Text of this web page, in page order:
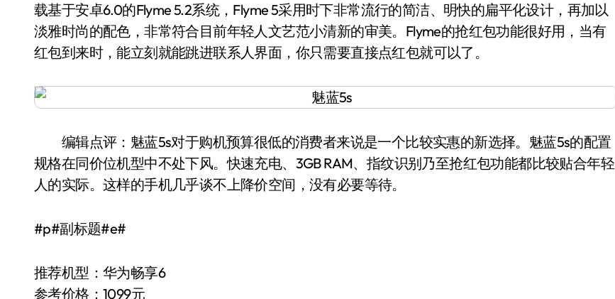
载基于安卓6.0的Flyme 5.2系统，Flyme 5采用时下非常流行的简洁、明快的扁平化设计，再加以
淡雅时尚的配色，非常符合目前年轻人文艺范小清新的审美。Flyme的抢红包功能很好用，当有
红包到来时，能立刻就能跳进联系人界面，你只需要直接点红包就可以了。
编辑点评：魅蓝5s对于购机预算很低的消费者来说是一个比较实惠的新选择。魅蓝5s的配置
规格在同价位机型中不处下风。快速充电、3GB RAM、指纹识别乃至抢红包功能都比较贴合年轻
人的实际。这样的手机几乎谈不上降价空间，没有必要等待。
#p#副标题#e#
推荐机型：华为畅享6
参考价格：1099元